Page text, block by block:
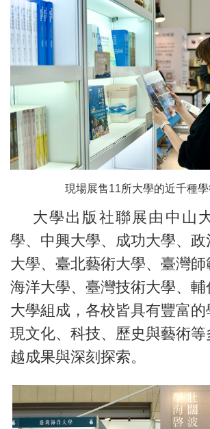
現場展售11所大學的近千種
大學出版社聯展由中山
學、中興大學、成功大學、
大學、臺北藝術大學、臺灣
海洋大學、臺灣技術大學、輔
大學組成，各校皆具有豐富
現文化、科技、歷史與藝術
越成果與深刻探索。